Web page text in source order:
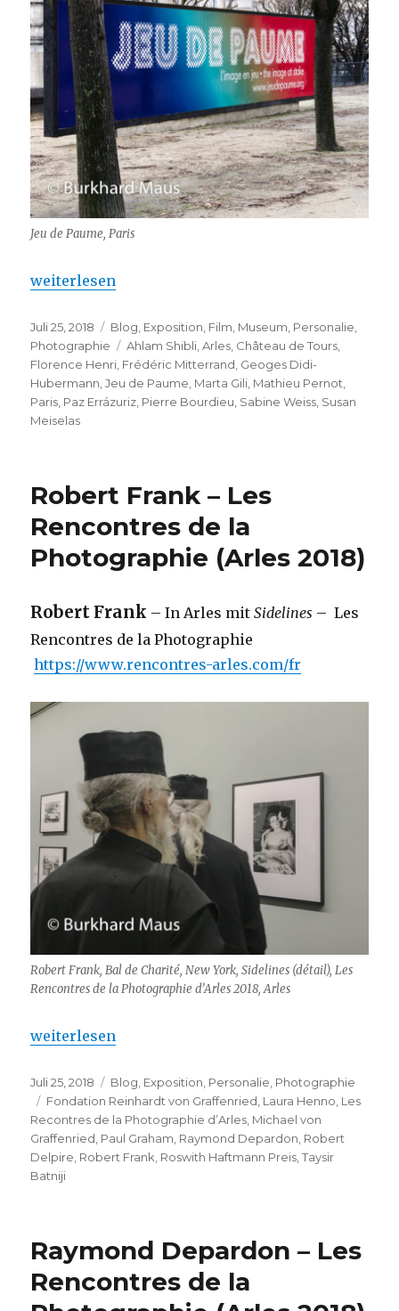
Jeu de Paume, Paris
„Marta Gili – adieu au Jeu de Paume à Paris“
weiterlesen
Veröffentlicht
am
Juli 25, 2018 Kategorien
Blog Exposition Film Museum Personalie
Photographie
Schlagwörter
Ahlam Shibli ,Arles Château de Tours
Florence Henri Frédéric Mitterrand Geoges Didi-
Hubermann ,Jeu de Paume Marta Gili Mathieu Pernot
Paris Paz Errázuriz Pierre Bourdieu Sabine Weiss Susan
Meiselas
Robert Frank – Les
Rencontres de la
Photographie (Arles 2018)
Robert Frank – In Arles mitSidelines – Les
Rencontres de la Photographie
https://www.rencontres-arles.com/fr
Robert Frank, Bal de Charité, New York, Sidelines (détail), Les
Rencontres de la Photographie d’Arles 2018, Arles
„Robert Frank – Les Rencontres de la
weiterlesen
Veröffentlicht
am
Juli 25, 2018 Kategorien
Blog Exposition Personalie Photographie
Schlagwörter
Fondation Reinhardt von Graffenried Laura Henno Les
Recontres de la Photographie d’Arles Michael von
Graffenried Paul Graham Raymond Depardon Robert
Delpire Robert Frank Roswith Haftmann Preis ,Taysir
Batniji
Raymond Depardon – Les
Rencontres de la